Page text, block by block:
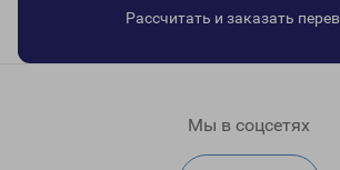
Рассчитать и заказать
Мы в соцсетях